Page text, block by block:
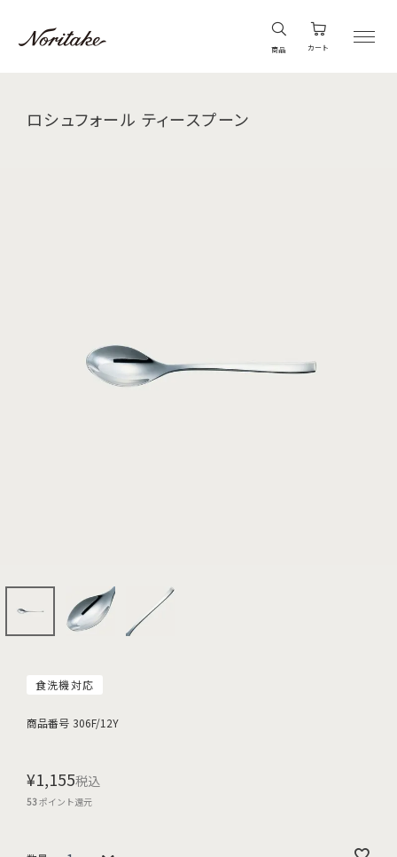
商品 カート
ロシュフォール ティースプーン
食洗機対応
商品番号 306F/12Y
¥1,155税込
53ポイント還元